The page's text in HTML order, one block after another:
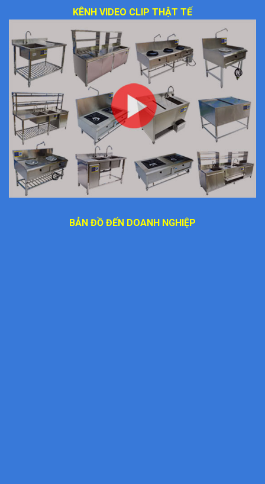
KÊNH VIDEO CLIP THẬT TẾ
BẢN ĐỒ ĐẾN DOANH NGHIỆP